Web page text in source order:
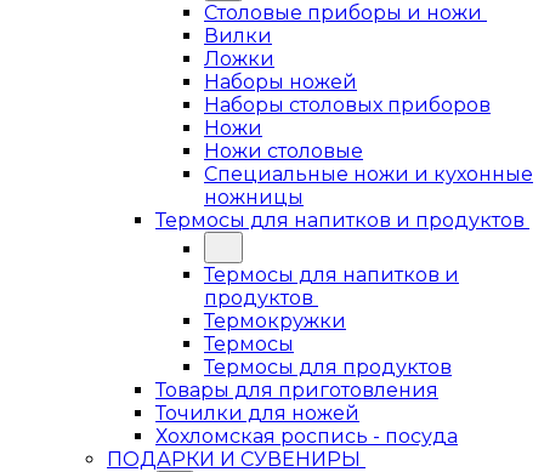
Столовые приборы и ножи
Вилки
Ложки
Наборы ножей
Наборы столовых приборов
Ножи
Ножи столовые
Специальные ножи и кухонные
ножницы
Термосы для напитков и продуктов
Термосы для напитков и
продуктов
Термокружки
Термосы
Термосы для продуктов
Товары для приготовления
Точилки для ножей
Хохломская роспись - посуда
ПОДАРКИ И СУВЕНИРЫ